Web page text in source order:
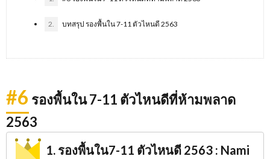
2. บทสรุป รองพื้นใน 7-11 ตัวไหนดี 2563
#6 รองพื้นใน 7-11 ตัวไหนดีที่ห้ามพลาด
2563
1. รองพื้นใน7-11 ตัวไหนดี 2563 : Nami